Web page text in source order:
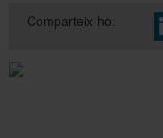
Comparteix-ho: